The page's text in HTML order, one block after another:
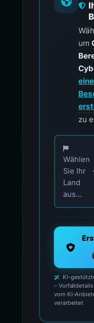
um
zu
Wählen
Wählen
Sie Ihr
Land
aus...
KI-
–
vom KI-
verarbeitet